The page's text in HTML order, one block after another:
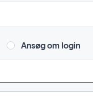
Ansøg om login